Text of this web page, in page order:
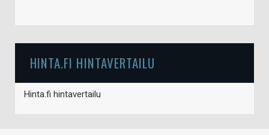
HINTA.FI HINTAVERTAILU
Hinta.fi hintavertailu